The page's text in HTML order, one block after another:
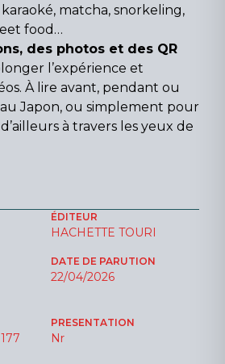
matcha, snorkeling,
food…
des photos et des QR
l’expérience et
À lire avant, pendant ou
Japon, ou simplement pour
à travers les yeux de
ÉDITEUR
HACHETTE TOURI
DATE DE PARUTION
22/04/2026
PRESENTATION
Nr